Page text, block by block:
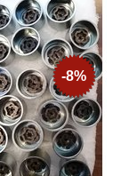
-8%